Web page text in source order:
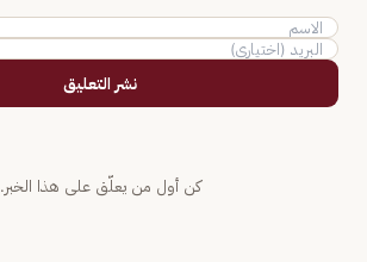
نشر التعليق
كن أول من يعلّق على هذا الخبر.